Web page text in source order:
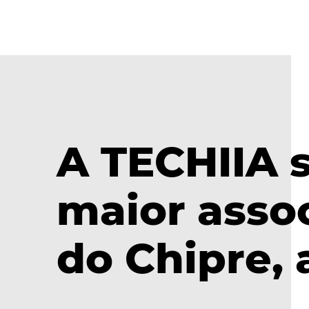
A TECHIIA
maior
do Chipre,